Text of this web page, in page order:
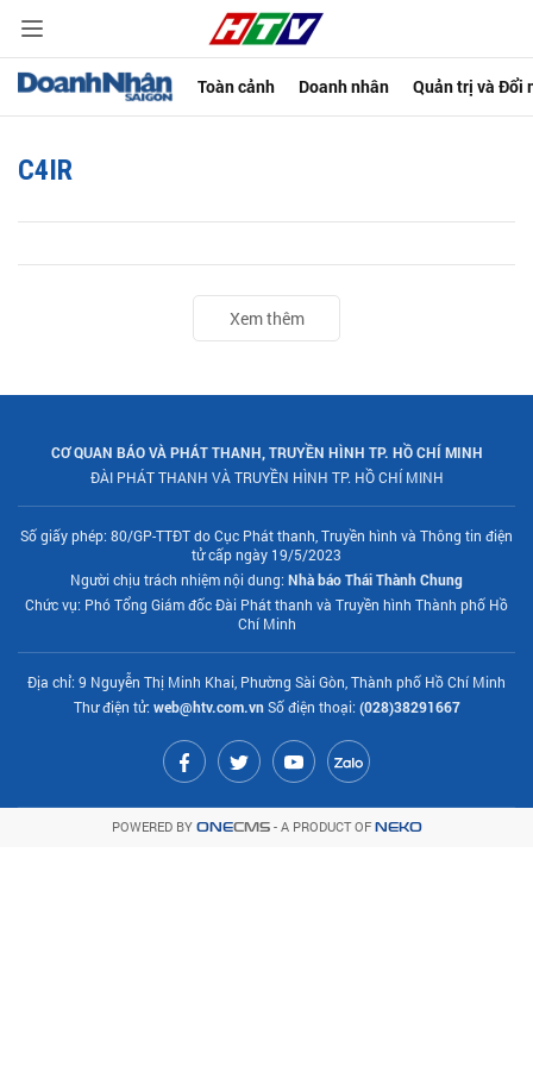
Toàn cảnh Doanh nhân Quản trị và Đổi
C4IR
Xem thêm
CƠ QUAN BÁO VÀ PHÁT THANH, TRUYỀN HÌNH TP. HỒ CHÍ MINH
ĐÀI PHÁT THANH VÀ TRUYỀN HÌNH TP. HỒ CHÍ MINH
Số giấy phép: 80/GP-TTĐT do Cục Phát thanh, Truyền hình và Thông tin điện
tử cấp ngày 19/5/2023
Người chịu trách nhiệm nội dung: Nhà báo Thái Thành Chung
Chức vụ: Phó Tổng Giám đốc Đài Phát thanh và Truyền hình Thành phố Hồ
Chí Minh
Địa chỉ: 9 Nguyễn Thị Minh Khai, Phường Sài Gòn, Thành phố Hồ Chí Minh
Thư điện tử: web@htv.com.vnSố điện thoại: (028)38291667
POWERED BY ONECMS- A PRODUCT OF NEKO